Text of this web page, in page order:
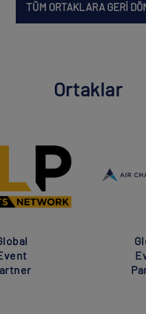
TÜM ORTAKLARA GERİ
Ortaklar